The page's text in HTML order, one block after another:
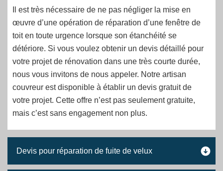
Il est très nécessaire de ne pas négliger la mise en
œuvre d’une opération de réparation d’une fenêtre de
toit en toute urgence lorsque son étanchéité se
détériore. Si vous voulez obtenir un devis détaillé pour
votre projet de rénovation dans une très courte durée,
nous vous invitons de nous appeler. Notre artisan
couvreur est disponible à établir un devis gratuit de
votre projet. Cette offre n’est pas seulement gratuite,
mais c’est sans engagement non plus.
Devis pour réparation de fuite de velux